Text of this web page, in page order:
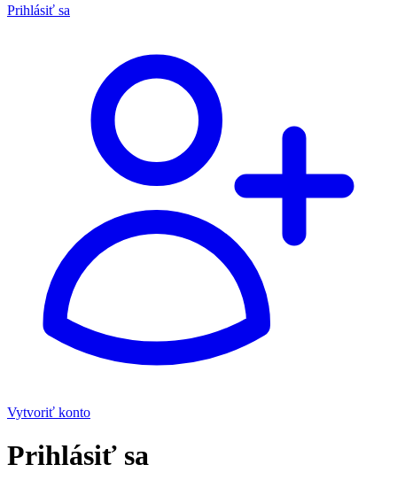
Prihlásiť sa
Vytvoriť konto
Prihlásiť sa